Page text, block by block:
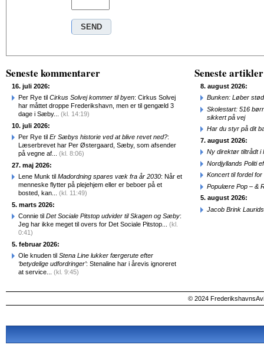
Seneste kommentarer
16. juli 2026:
Per Rye til Cirkus Solvej kommer til byen: Cirkus Solvej
har måttet droppe Frederikshavn, men er til gengæld 3
dage i Sæby... (kl. 14:19)
10. juli 2026:
Per Rye til Er Sæbys historie ved at blive revet ned?:
Læserbrevet har Per Østergaard, Sæby, som afsender
på vegne af... (kl. 8:06)
27. maj 2026:
Lene Munk til Madordning spares væk fra år 2030: Når et
menneske flytter på plejehjem eller er beboer på et
bosted, kan... (kl. 11:49)
5. marts 2026:
Connie til Det Sociale Pitstop udvider til Skagen og Sæby:
Jeg har ikke meget til overs for Det Sociale Pitstop... (kl.
0:41)
5. februar 2026:
Ole knuden til Stena Line lukker færgerute efter
‘betydelige udfordringer’: Stenaline har i årevis ignoreret
at service... (kl. 9:45)
Seneste artikler
8. august 2026:
Bunken: Løber
Skolestart: 516
sikkert på vej
Har du styr på dit
7. august 2026:
Ny direktør tiltrådt i
Nordjyllands Politi
Koncert til fordel
Populære Pop – &
5. august 2026:
Jacob Brink
© 2024